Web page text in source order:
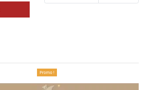
Promo !